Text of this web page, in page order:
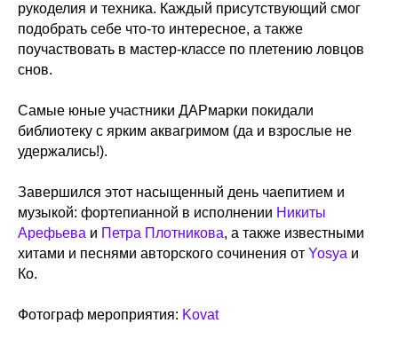
рукоделия и техника. Каждый присутствующий смог
подобрать себе что-то интересное, а также
поучаствовать в мастер-классе по плетению ловцов
снов.
Самые юные участники ДАРмарки покидали
библиотеку с ярким аквагримом (да и взрослые не
удержались!).
Завершился этот насыщенный день чаепитием и
музыкой: фортепианной в исполнении Никиты
Арефьева и Петра Плотникова, а также известными
хитами и песнями авторского сочинения от Yosya и
Ко.
Фотограф мероприятия: Kovat